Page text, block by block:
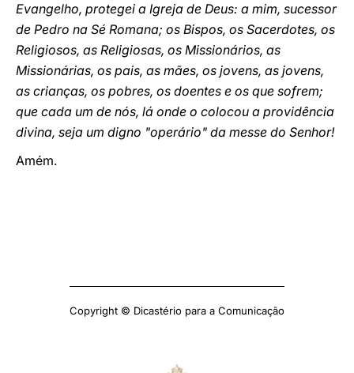
Evangelho, protegei a Igreja de Deus: a mim, sucessor
de Pedro na Sé Romana; os Bispos, os Sacerdotes, os
Religiosos, as Religiosas, os Missionários, as
Missionárias, os pais, as mães, os jovens, as jovens,
as crianças, os pobres, os doentes e os que sofrem;
que cada um de nós, lá onde o colocou a providência
divina, seja um digno "operário" da messe do Senhor!
Amém.
Copyright © Dicastério para a Comunicação